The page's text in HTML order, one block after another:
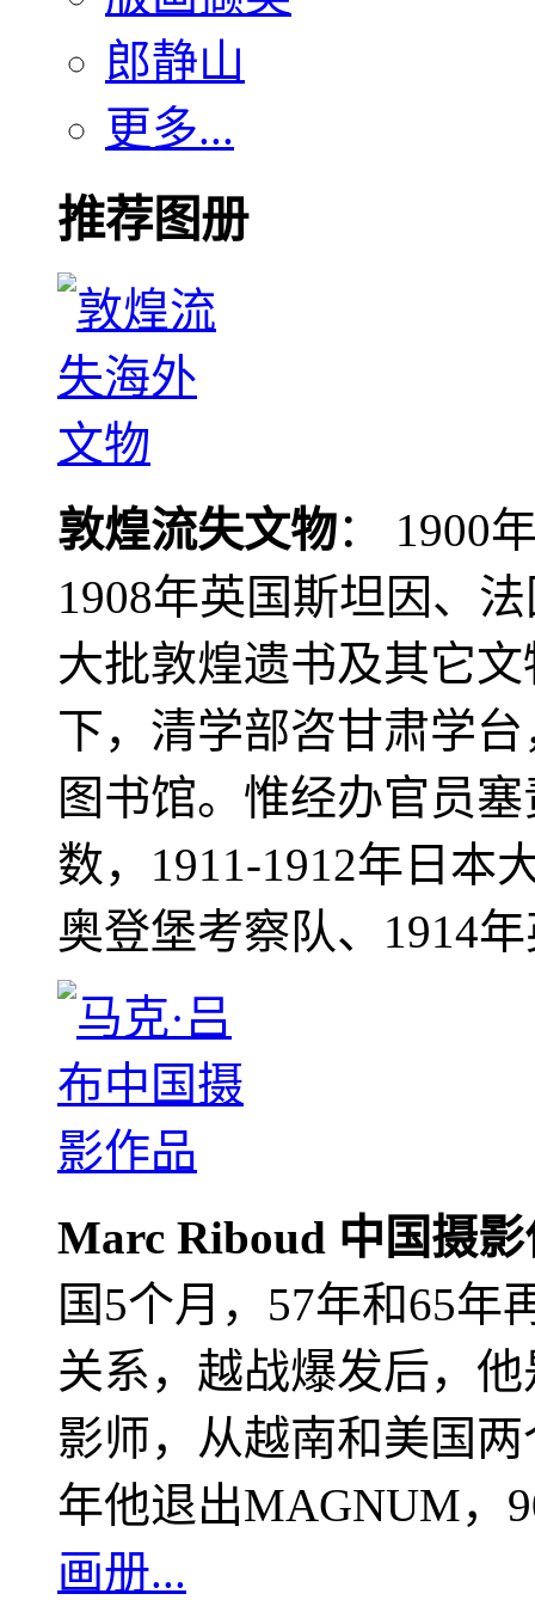
郎静山
更多...
推荐图册
敦煌流失文物： 1900
1908年英国斯坦因、
大批敦煌遗书及其它
下，清学部咨甘肃学
图书馆。惟经办官员
数，1911-1912年日本
奥登堡考察队、1914
Marc Riboud 中国摄
国5个月，57年和65年
关系，越战爆发后，
影师，从越南和美国
年他退出MAGNUM，
画册...